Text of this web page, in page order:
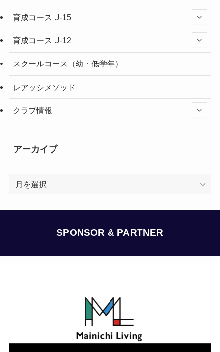
育成コース U-15
育成コース U-12
スクールコース（幼・低学年）
レアッシメソッド
クラブ情報
アーカイブ
SPONSOR & PARTNER